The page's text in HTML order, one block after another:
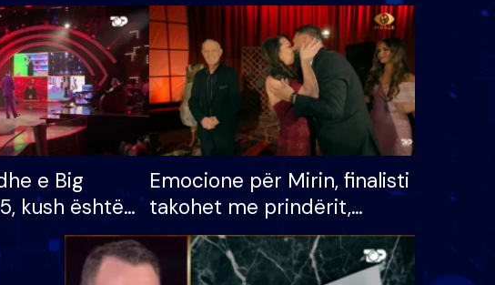
e Big
kush është
që lë shtëpinë
për
Emocione për Mirin, finalisti
takohet me prindërit,
vajzën dhe bashkëshorten:
S’kemi ndonjë letër divorci